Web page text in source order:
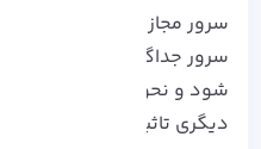
سرور مجازی از تقسیم یک
سرور جداگونه با مشخصات
شود و نحوه استفاده
دیگری تاثیری ندارد.